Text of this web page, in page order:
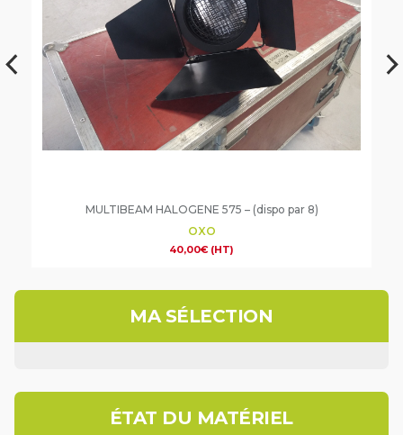
MULTIBEAM HALOGENE 575 – (dispo par 8)
OXO
40,00€ (HT)
MA SÉLECTION
ÉTAT DU MATÉRIEL